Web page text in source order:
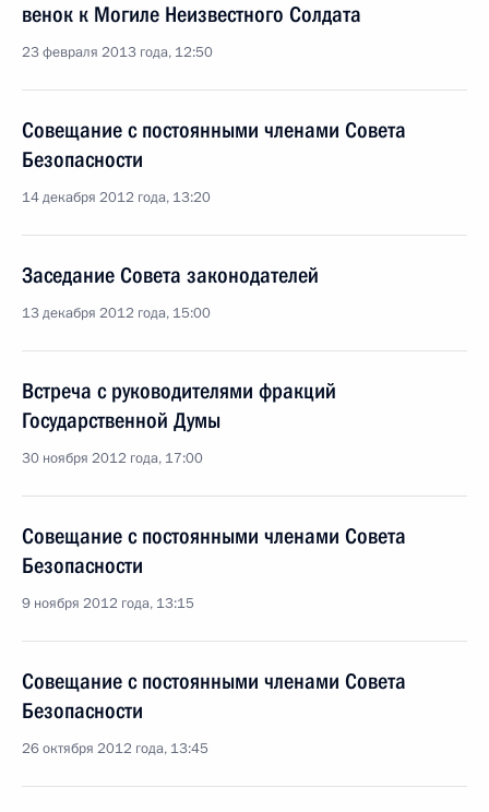
венок к Могиле Неизвестного Солдата
23 февраля 2013 года, 12:50
Совещание с постоянными членами Совета
Безопасности
14 декабря 2012 года, 13:20
Заседание Совета законодателей
13 декабря 2012 года, 15:00
Встреча с руководителями фракций
Государственной Думы
30 ноября 2012 года, 17:00
Совещание с постоянными членами Совета
Безопасности
9 ноября 2012 года, 13:15
Совещание с постоянными членами Совета
Безопасности
26 октября 2012 года, 13:45